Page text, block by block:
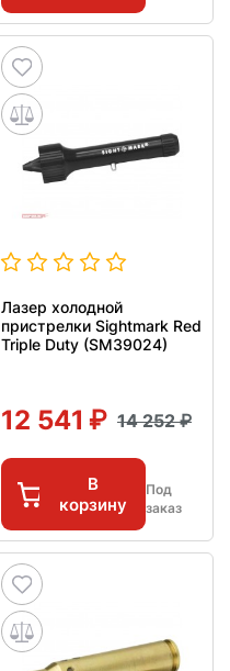
Лазер холодной
пристрелки Sightmark Red
Triple Duty (SM39024)
12 541 14 252
В
корзину
Под
заказ